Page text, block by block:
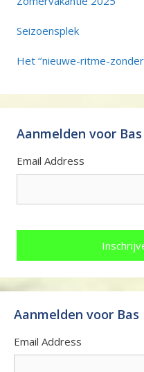
Seizoensplek
Het ‘’nieuwe-ritme-
Aanmelden voor
Email Address
Aanmelden voor
Email Address